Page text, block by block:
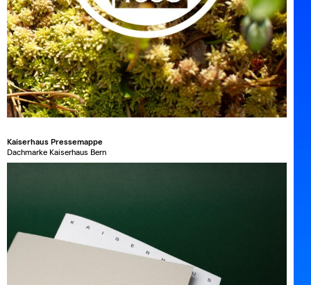
Kaiserhaus Pressemappe
Dachmarke Kaiserhaus Bern